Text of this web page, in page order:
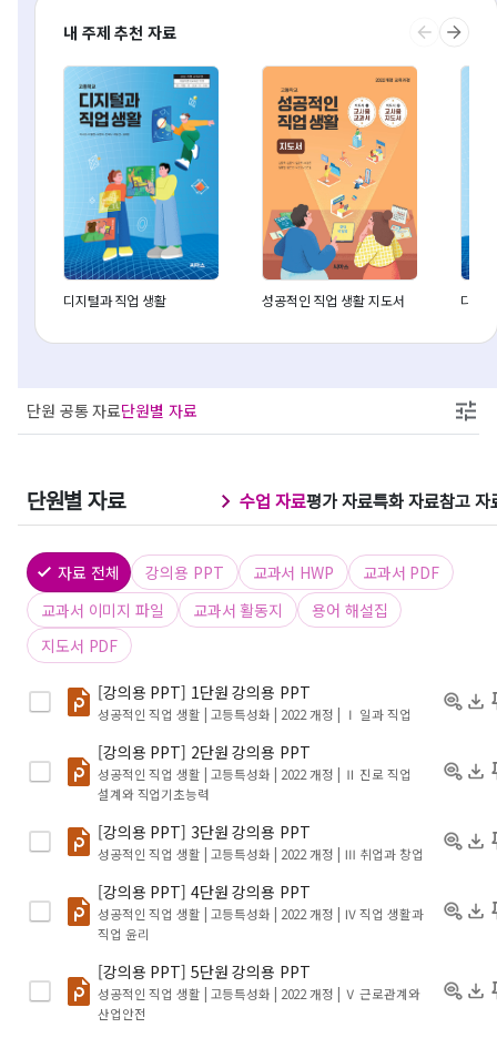
내 주제 추천 자료
디지털과 직업 생활 성공적인 직업 생활 지도서 디지
단원 공통 자료단원별 자료
단원별 자료 수업 자료평가 자료특화 자료참고 자
자료 전체 강의용 PPT 교과서 HWP
교과서 PDF
교과서 이미지 파일
교과서 활동지
용어 해설집
지도서 PDF
[강의용 PPT] 1단원 강의용 PPT
성공적인 직업 생활 | 고등특성화 | 2022 개정 | Ⅰ 일과 직업
[강의용 PPT] 2단원 강의용 PPT
성공적인 직업 생활 | 고등특성화 | 2022 개정 | Ⅱ 진로 직업
설계와 직업기초능력
[강의용 PPT] 3단원 강의용 PPT
성공적인 직업 생활 | 고등특성화 | 2022 개정 | Ⅲ 취업과 창업
[강의용 PPT] 4단원 강의용 PPT
성공적인 직업 생활 | 고등특성화 | 2022 개정 | Ⅳ 직업 생활과
직업 윤리
[강의용 PPT] 5단원 강의용 PPT
성공적인 직업 생활 | 고등특성화 | 2022 개정 | Ⅴ 근로관계와
산업안전